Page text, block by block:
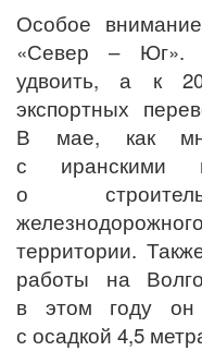
Особое
«Север – Юг».
удвоить, а к
экспортных
В мае, как
с иранскими
о
территории.
работы на
в этом году он
с осадкой 4,5